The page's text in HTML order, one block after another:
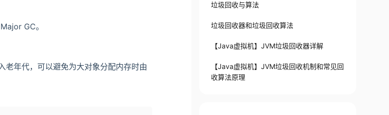
GC。
老年代，可以避免为大对象分配内存时由
垃圾回收与算法
垃圾回收器和垃圾回收算法
【Java虚拟机】JVM垃圾回收器详解
【Java虚拟机】JVM垃圾回收机制和常见回
收算法原理